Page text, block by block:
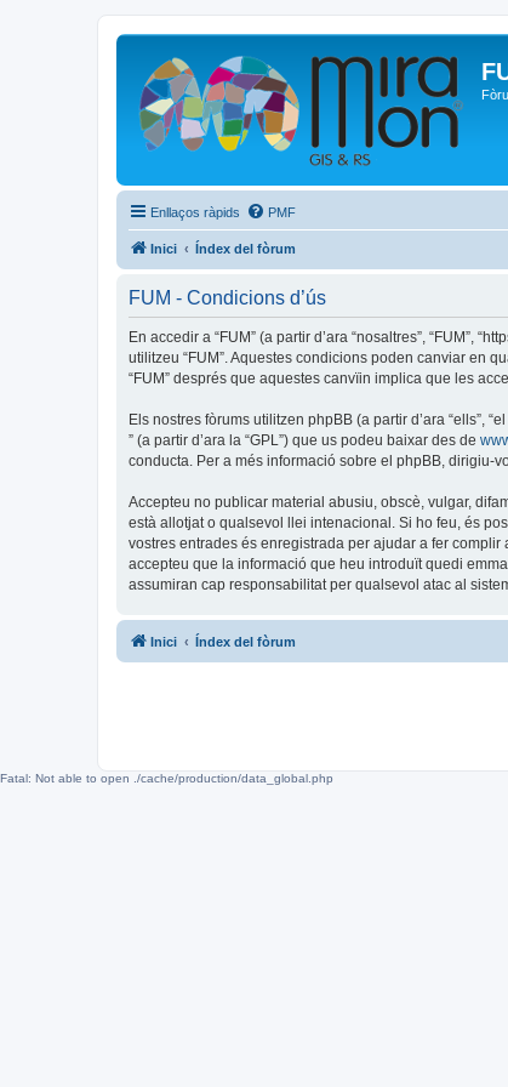
Enllaços ràpids PMF
Inici Índex del fòrum
FUM - Condicions d’ús
En accedir a “FUM” (a partir d’ara “nosaltres”, “FUM”,
utilitzeu “FUM”. Aquestes condicions poden canviar en
“FUM” després que aquestes canvïin implica que les
Els nostres fòrums utilitzen phpBB (a partir d’ara “ells”,
” (a partir d’ara la “GPL”) que us podeu baixar des de
conducta. Per a més informació sobre el phpBB, dirigiu-
Accepteu no publicar material abusiu, obscè, vulgar,
està allotjat o qualsevol llei intenacional. Si ho feu, és
vostres entrades és enregistrada per ajudar a fer
accepteu que la informació que heu introduït quedi
assumiran cap responsabilitat per qualsevol atac al
Inici Índex del fòrum
Fatal: Not able to open ./cache/production/data_global.php